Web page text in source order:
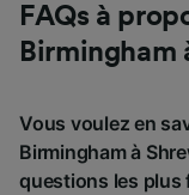
FAQs à
Birmingham
Vous voulez en
Birmingham à
questions les plus